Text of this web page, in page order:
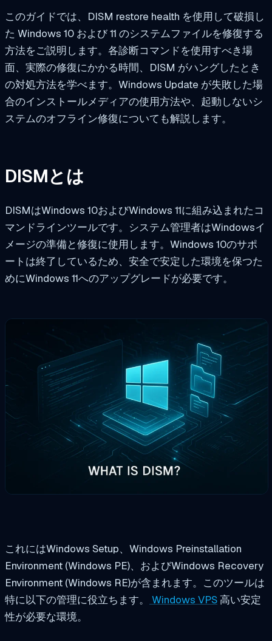
このガイドでは、DISM restore health を使用して破損し
た Windows 10 および 11 のシステムファイルを修復する
方法をご説明します。各診断コマンドを使用すべき場
面、実際の修復にかかる時間、DISM がハングしたとき
の対処方法を学べます。Windows Update が失敗した場
合のインストールメディアの使用方法や、起動しないシ
ステムのオフライン修復についても解説します。
DISMとは
DISMはWindows 10およびWindows 11に組み込まれたコ
マンドラインツールです。システム管理者はWindowsイ
メージの準備と修復に使用します。Windows 10のサポ
ートは終了しているため、安全で安定した環境を保つた
めにWindows 11へのアップグレードが必要です。
これにはWindows Setup、Windows Preinstallation
Environment (Windows PE)、およびWindows Recovery
Environment (Windows RE)が含まれます。このツールは
特に以下の管理に役立ちます。
Windows VPS高い安定
性が必要な環境。